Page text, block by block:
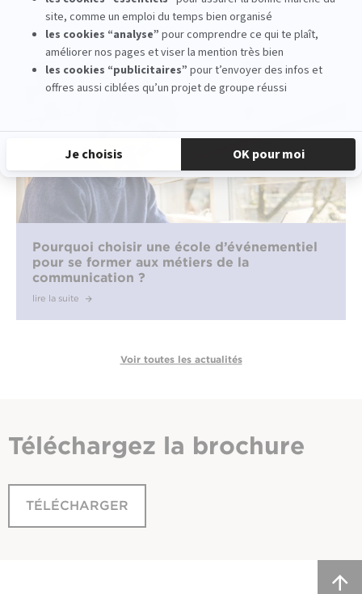
lire la suite
Pourquoi choisir une école d’événementiel
pour se former aux métiers de la
communication ?
lire la suite
Voir toutes les actualités
Téléchargez la brochure
TÉLÉCHARGER